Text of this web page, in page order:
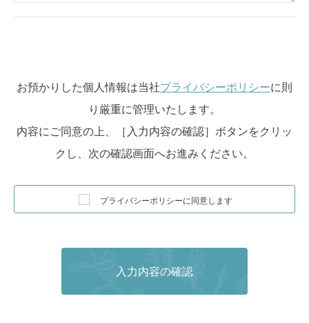
お預かりした個人情報は当社プライバシーポリシーに則
り厳重に管理いたします。
内容にご同意の上、［入力内容の確認］ボタンをクリッ
クし、次の確認画面へお進みください。
プライバシーポリシーに同意します